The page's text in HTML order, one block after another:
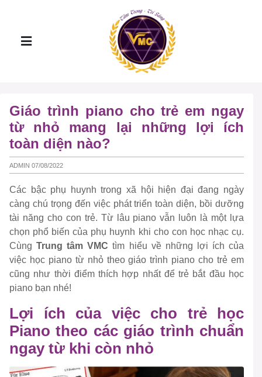
Giáo trình piano cho trẻ em ngay
từ nhỏ mang lại những lợi ích
toàn diện nào?
ADMIN 07/08/2022
Các bậc phụ huynh trong xã hội hiện đại đang ngày
càng chú trọng đến việc phát triển toàn diện, bồi dưỡng
tài năng cho con trẻ. Từ lâu piano vẫn luôn là một lựa
chọn phổ biến của phụ huynh khi cho con học nhạc cụ.
Cùng Trung tâm VMC tìm hiểu về những lợi ích của
việc học piano từ nhỏ theo giáo trình piano cho trẻ em
cũng như thời điểm thích hợp nhất để trẻ bắt đầu học
piano bạn nhé!
Lợi ích của việc cho trẻ học
Piano theo các giáo trình chuẩn
ngay từ khi còn nhỏ